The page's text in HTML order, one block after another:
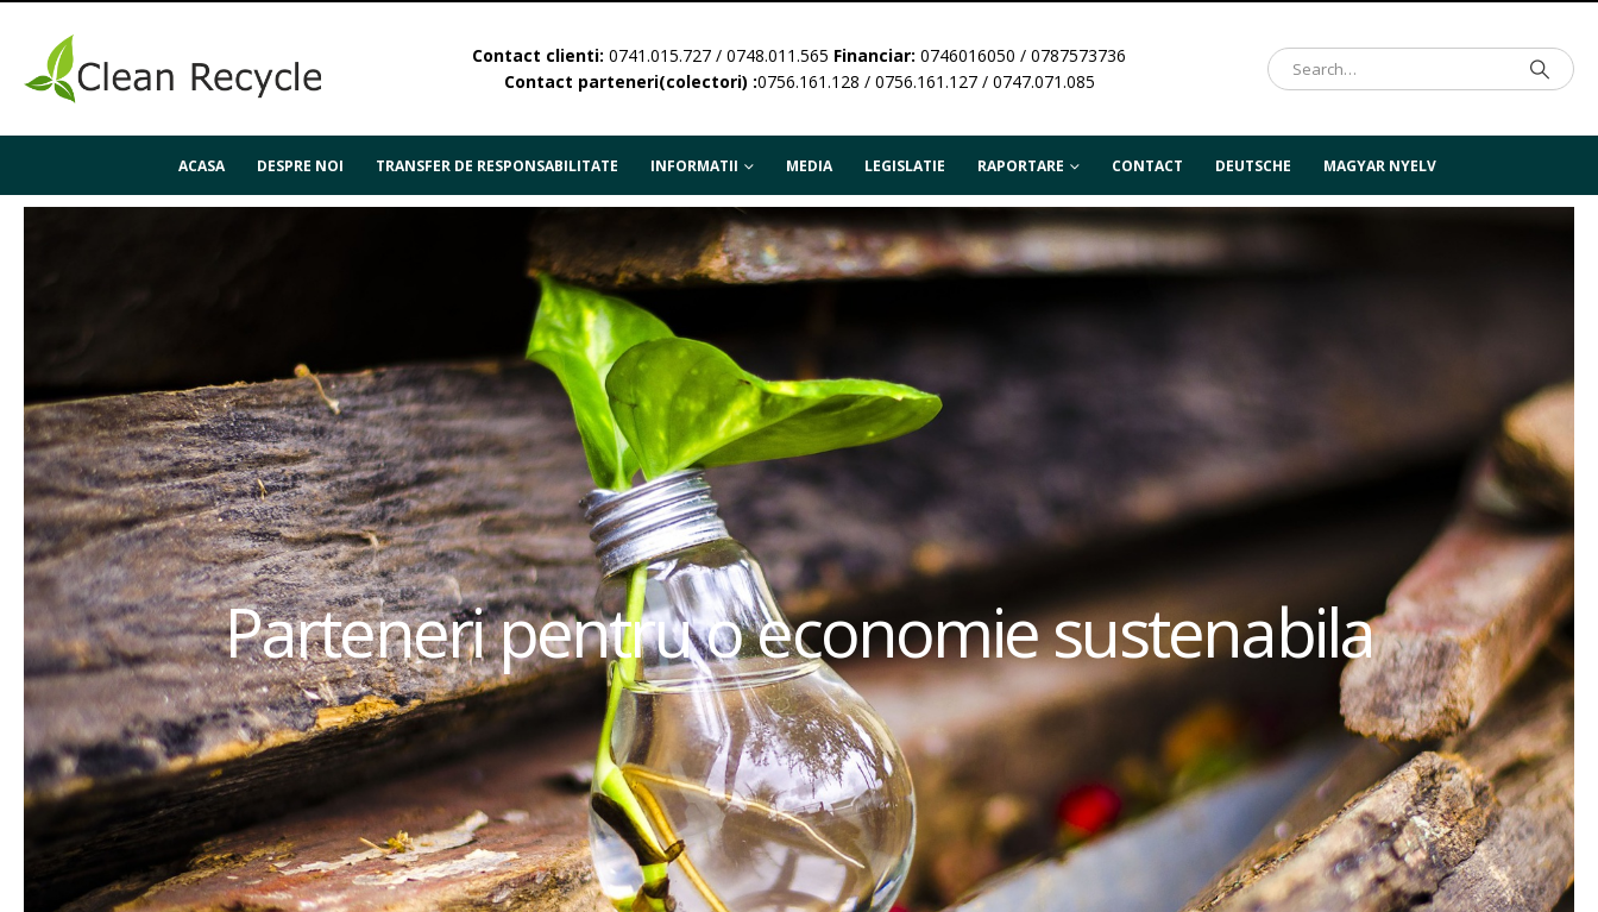
Contact clienti: 0741.015.727 / 0748.011.565 Financiar: 0746016050 / 0787573736
Contact parteneri(colectori) :0756.161.128 / 0756.161.127 / 0747.071.085
ACASA DESPRE NOI TRANSFER DE RESPONSABILITATE INFORMATII MEDIA LEGISLATIE RAPORTARE CONTACT DEUTSCHE MAGYAR NYELV
Parteneri pentru o economie sustenabila